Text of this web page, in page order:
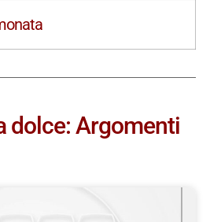
dolce: Argomenti